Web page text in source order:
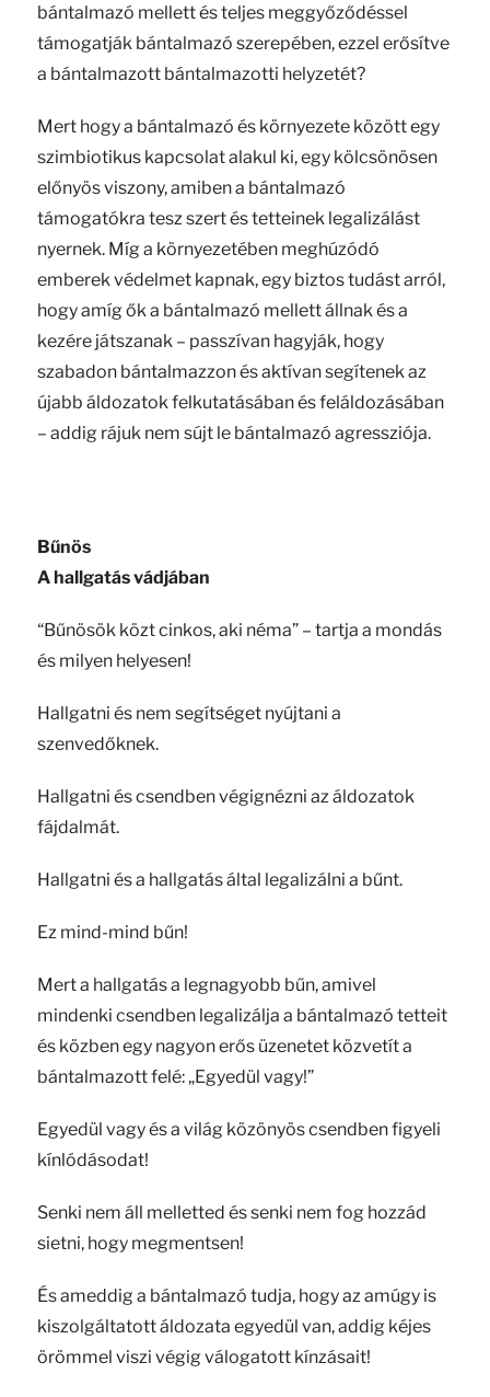
bántalmazó mellett és teljes meggyőződéssel
támogatják bántalmazó szerepében, ezzel erősítve
a bántalmazott bántalmazotti helyzetét?
Mert hogy a bántalmazó és környezete között egy
szimbiotikus kapcsolat alakul ki, egy kölcsönösen
előnyös viszony, amiben a bántalmazó
támogatókra tesz szert és tetteinek legalizálást
nyernek. Míg a környezetében meghúzódó
emberek védelmet kapnak, egy biztos tudást arról,
hogy amíg ők a bántalmazó mellett állnak és a
kezére játszanak – passzívan hagyják, hogy
szabadon bántalmazzon és aktívan segítenek az
újabb áldozatok felkutatásában és feláldozásában
– addig rájuk nem sújt le bántalmazó agressziója.
Bűnös
A hallgatás vádjában
“Bűnösök közt cinkos, aki néma” – tartja a mondás
és milyen helyesen!
Hallgatni és nem segítséget nyújtani a
szenvedőknek.
Hallgatni és csendben végignézni az áldozatok
fájdalmát.
Hallgatni és a hallgatás által legalizálni a bűnt.
Ez mind-mind bűn!
Mert a hallgatás a legnagyobb bűn, amivel
mindenki csendben legalizálja a bántalmazó tetteit
és közben egy nagyon erős üzenetet közvetít a
bántalmazott felé: „Egyedül vagy!”
Egyedül vagy és a világ közönyös csendben figyeli
kínlódásodat!
Senki nem áll melletted és senki nem fog hozzád
sietni, hogy megmentsen!
És ameddig a bántalmazó tudja, hogy az amúgy is
kiszolgáltatott áldozata egyedül van, addig kéjes
örömmel viszi végig válogatott kínzásait!